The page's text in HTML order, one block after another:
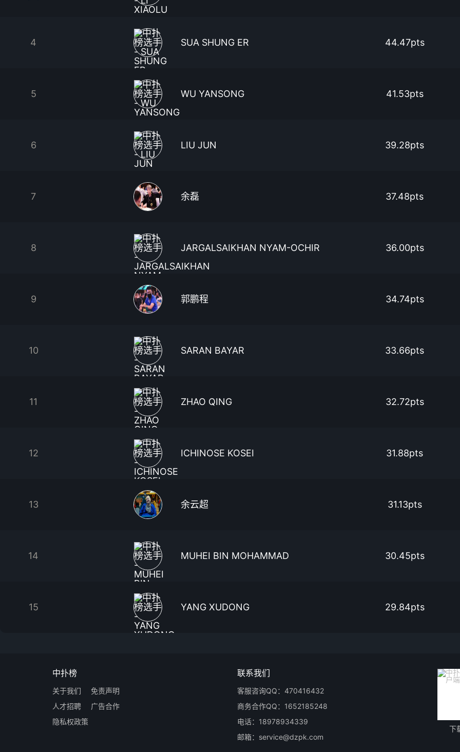
4 SUA SHUNG ER 44.47pts
5 WU YANSONG 41.53pts
6 LIU JUN 39.28pts
7 余磊 37.48pts
8 JARGALSAIKHAN NYAM-OCHIR 36.00pts
9 郭鹏程 34.74pts
10 SARAN BAYAR 33.66pts
11 ZHAO QING 32.72pts
12 ICHINOSE KOSEI 31.88pts
13 余云超 31.13pts
14 MUHEI BIN MOHAMMAD 30.45pts
15 YANG XUDONG 29.84pts
中扑榜
关于我们
免责声明
人才招聘
广告合作
隐私权政策
联系我们
客服咨询QQ：470416432
商务合作QQ：1652185248
电话：18978934339
邮箱：service@dzpk.com
下